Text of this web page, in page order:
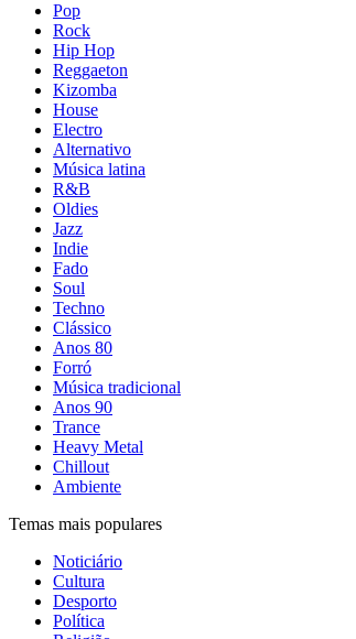
Pop
Rock
Hip Hop
Reggaeton
Kizomba
House
Electro
Alternativo
Música latina
R&B
Oldies
Jazz
Indie
Fado
Soul
Techno
Clássico
Anos 80
Forró
Música tradicional
Anos 90
Trance
Heavy Metal
Chillout
Ambiente
Temas mais populares
Noticiário
Cultura
Desporto
Política